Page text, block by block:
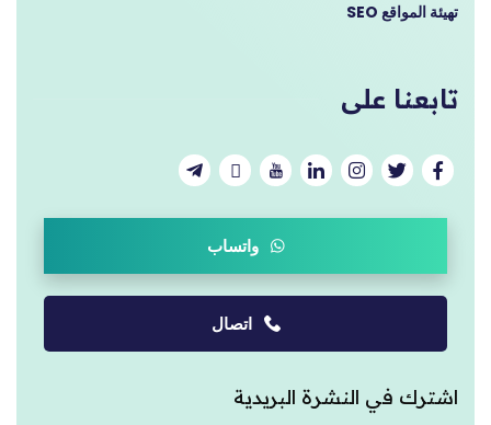
تهيئة المواقع SEO
تابعنا على
واتساب
اتصال
اشترك في النشرة البريدية